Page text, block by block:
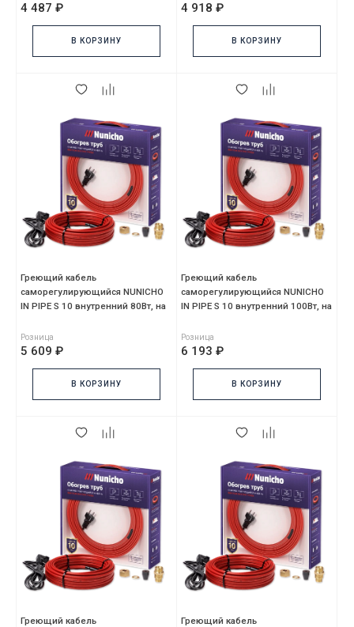
4 487 ₽
В КОРЗИНУ
4 918 ₽
В КОРЗИНУ
Греющий кабель
саморегулирующийся NUNICHO
IN PIPE S 10 внутренний 80Вт, на
Розница
5 609 ₽
В КОРЗИНУ
Греющий кабель
саморегулирующийся NUNICHO
IN PIPE S 10 внутренний 100Вт, на
Розница
6 193 ₽
В КОРЗИНУ
Греющий кабель
Греющий кабель